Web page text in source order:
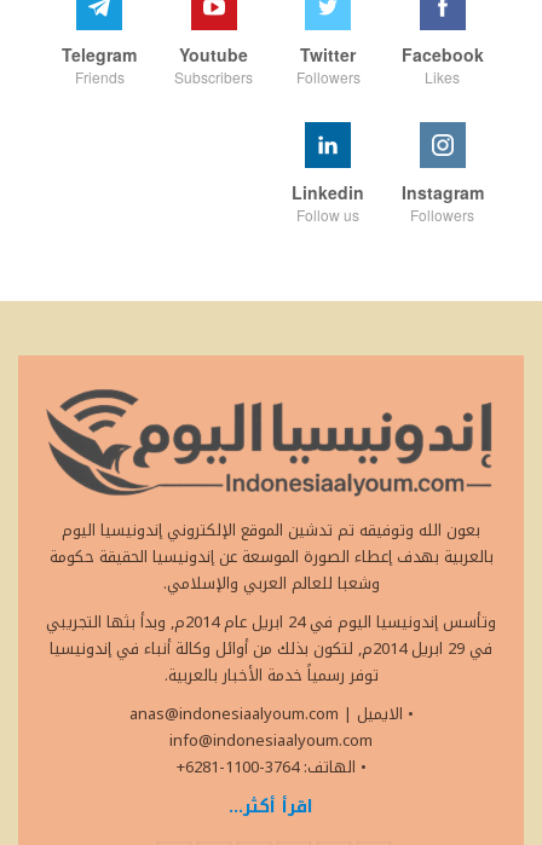
Facebook
Likes
Twitter
Followers
Youtube
Subscribers
Telegram
Friends
Instagram
Followers
Linkedin
Follow us
بعون الله وتوفيقه تم تدشين الموقع الإلكتروني إندونيسيا اليوم
بالعربية بهدف إعطاء الصورة الموسعة عن إندونيسيا الحقيقة حكومة
وشعبا للعالم العربي والإسلامي.
وتأسس إندونيسيا اليوم في 24 ابريل عام 2014م, وبدأ بثها التجريبي
في 29 ابريل 2014م, لتكون بذلك من أوائل وكالة أنباء في إندونيسيا
توفر رسمياً خدمة الأخبار بالعربية.
• الايميل
anas@indonesiaalyoum.com |
info@indonesiaalyoum.com
• الهاتف: 3764-1100-6281+
اقرأ أكثر...